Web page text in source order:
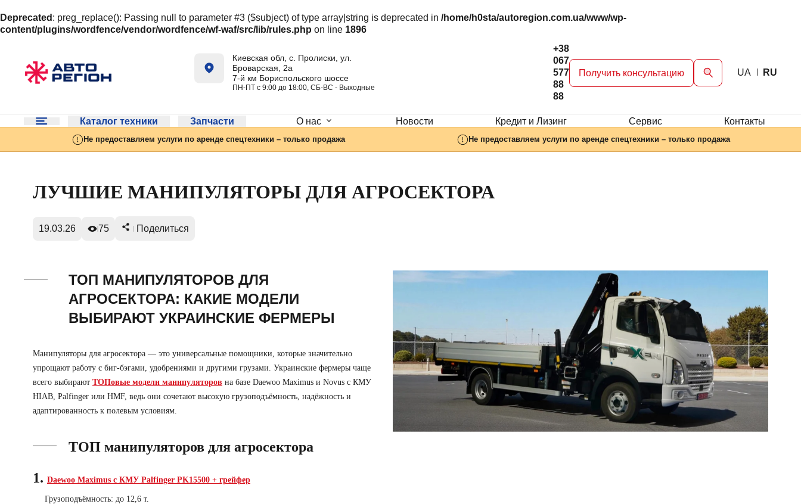
Deprecated : preg_replace(): Passing null to parameter #3 ($subject) of type array|string is deprecated in /home/h0sta/autoregion.com.ua/www/wp-
content/plugins/wordfence/vendor/wordfence/wf-waf/src/lib/rules.php on line 1896
Киевская обл, с. Пролиски, ул.
Броварская, 2а
7-й км Бориспольского шоссе
ПН-ПТ с 9:00 до 18:00, СБ-ВC - Выходные
+38
067
577
88
88
Получить консультацию UA RU
Каталог техники Запчасти О нас Новости Кредит и Лизинг Сервис Контакты
Не предоставляем услуги по аренде спецтехники – только продажа Не предоставляем услуги по аренде спецтехники – только продажа
ЛУЧШИЕ МАНИПУЛЯТОРЫ ДЛЯ АГРОСЕКТОРА
19.03.26 75 Поделиться
ТОП МАНИПУЛЯТОРОВ ДЛЯ
АГРОСЕКТОРА: КАКИЕ МОДЕЛИ
ВЫБИРАЮТ УКРАИНСКИЕ ФЕРМЕРЫ
Манипуляторы для агросектора — это универсальные помощники, которые значительно
упрощают работу с биг-бэгами, удобрениями и другими грузами. Украинские фермеры чаще
всего выбирают ТОПовые модели манипуляторов на базе Daewoo Maximus и Novus с КМУ
HIAB, Palfinger или HMF, ведь они сочетают высокую грузоподъёмность, надёжность и
адаптированность к полевым условиям.
ТОП манипуляторов для агросектора
1. Daewoo Maximus с КМУ Palfinger PK15500 + грейфер
Грузоподъёмность: до 12,6 т.